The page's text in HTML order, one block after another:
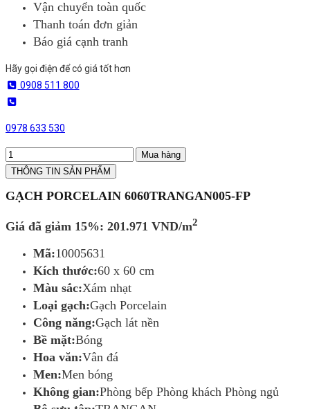
Vận chuyển toàn quốc
Thanh toán đơn giản
Báo giá cạnh tranh
Hãy gọi điện để có giá tốt hơn
0908 511 800
0978 633 530
Mua hàng
THÔNG TIN SẢN PHẨM
GẠCH PORCELAIN 6060TRANGAN005-FP
Giá đã giảm 15%: 201.971 VND/m2
Mã:10005631
Kích thước:60 x 60 cm
Màu sắc:Xám nhạt
Loại gạch:Gạch Porcelain
Công năng:Gạch lát nền
Bề mặt:Bóng
Hoa văn:Vân đá
Men:Men bóng
Không gian:Phòng bếp Phòng khách Phòng ngủ